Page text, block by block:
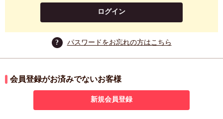
ログイン
? パスワードをお忘れの方はこちら
会員登録がお済みでないお客様
新規会員登録